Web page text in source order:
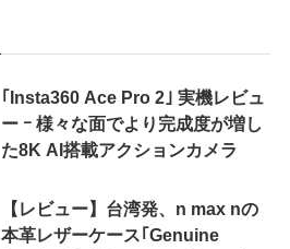
｢Insta360 Ace Pro 2｣ 実機レビュ
ー ｰ 様々な面でより完成度が増し
た8K AI搭載アクションカメラ
【レビュー】台湾発、n max nの
本革レザーケース｢Genuine